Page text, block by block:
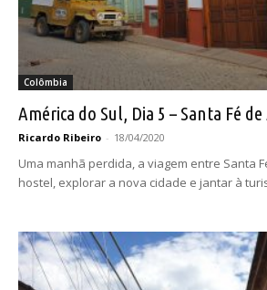
Colômbia
América do Sul, Dia 5 – Santa Fé
Ricardo Ribeiro - 18/04/2020
Uma manhã perdida, a viagem entre Santa
hostel, explorar a nova cidade e jantar à